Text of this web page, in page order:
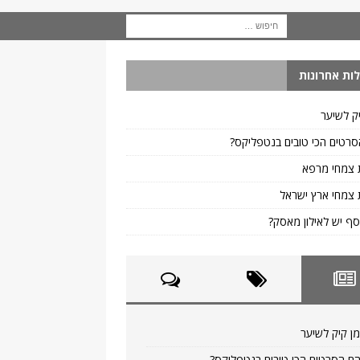
אחרונות
לשיער
הכי טובים בנטפליקס?
צמחי מרפא
צמחי ארץ ישראל
יש לאילון מאסק?
קיק לשיער